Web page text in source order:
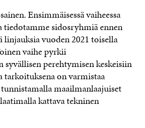
Ensimmäisessä vaiheessa
sidosryhmiä ennen
vuoden 2021 toisella
vaihe pyrkii
syvällisen perehtymisen keskeisiin
tarkoituksena on varmistaa
maailmanlaajuiset
kattava tekninen